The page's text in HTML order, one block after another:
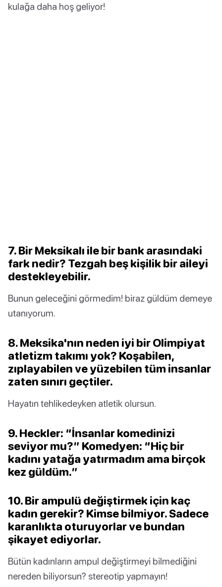
kulağa daha hoş geliyor!
7. Bir Meksikalı ile bir bank arasındaki
fark nedir? Tezgah beş kişilik bir aileyi
destekleyebilir.
Bunun geleceğini görmedim! biraz güldüm demeye
utanıyorum.
8. Meksika'nın neden iyi bir Olimpiyat
atletizm takımı yok? Koşabilen,
zıplayabilen ve yüzebilen tüm insanlar
zaten sınırı geçtiler.
Hayatın tehlikedeyken atletik olursun.
9. Heckler: “İnsanlar komedinizi
seviyor mu?” Komedyen: “Hiç bir
kadını yatağa yatırmadım ama birçok
kez güldüm.”
10. Bir ampulü değiştirmek için kaç
kadın gerekir? Kimse bilmiyor. Sadece
karanlıkta oturuyorlar ve bundan
şikayet ediyorlar.
Bütün kadınların ampul değiştirmeyi bilmediğini
nereden biliyorsun? stereotip yapmayın!